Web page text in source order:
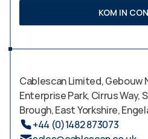
KOM IN
Cablescan Limited, Gebouw
Enterprise Park, Cirrus Way,
Brough, East Yorkshire,
+44 (0)1482 873073